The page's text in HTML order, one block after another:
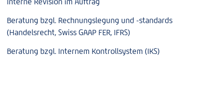
Beratung bzgl. Rechnungslegung und -standards
(Handelsrecht, Swiss GAAP FER, IFRS)
Beratung bzgl. Internem Kontrollsystem (IKS)